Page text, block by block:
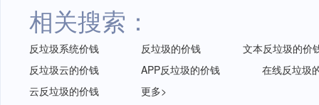
相关搜索：
反垃圾系统价钱 反垃圾的价钱
文本反垃圾的价
反垃圾云的价钱
APP反垃圾的价钱
在线反垃圾
云反垃圾的价钱
更多>